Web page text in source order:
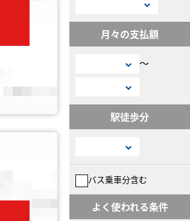
月々の支払額
〜
駅徒歩分
バス乗車分含む
よく使われる条件